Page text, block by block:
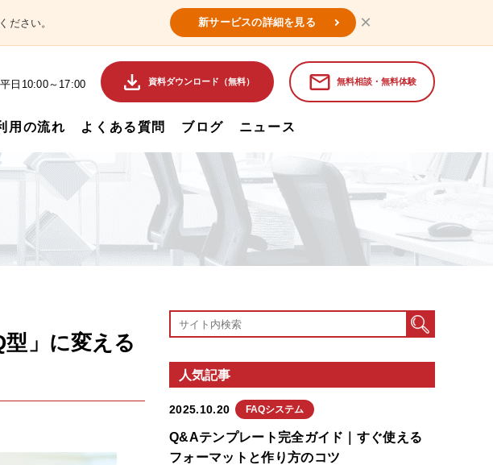
ださい。 新サービスの詳細を見る ×
日10:00～17:00 資料ダウンロード（無料） 無料相談・無料体験
用の流れ よくある質問 ブログ ニュース
」に変える
人気記事
2025.10.20 FAQシステム
Q&Aテンプレート完全ガイド｜すぐ使える
フォーマットと作り方のコツ